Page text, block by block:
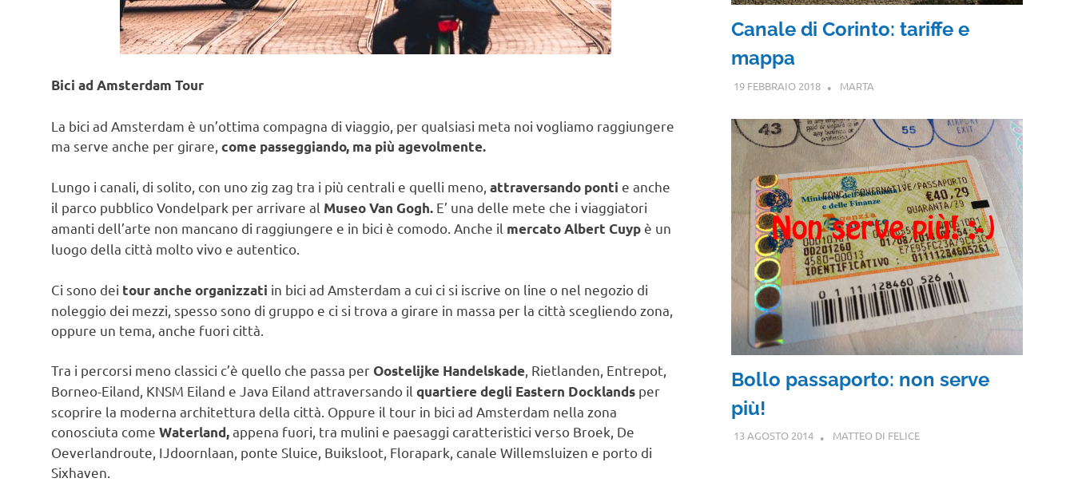
Bici ad Amsterdam Tour
La bici ad Amsterdam è un’ottima compagna di viaggio, per qualsiasi meta noi vogliamo raggiungere
ma serve anche per girare, come passeggiando, ma più agevolmente.
Lungo i canali, di solito, con uno zig zag tra i più centrali e quelli meno, attraversando ponti e anche
il parco pubblico Vondelpark per arrivare al Museo Van Gogh. E’ una delle mete che i viaggiatori
amanti dell’arte non mancano di raggiungere e in bici è comodo. Anche il mercato Albert Cuyp è un
luogo della città molto vivo e autentico.
Ci sono dei tour anche organizzati in bici ad Amsterdam a cui ci si iscrive on line o nel negozio di
noleggio dei mezzi, spesso sono di gruppo e ci si trova a girare in massa per la città scegliendo zona,
oppure un tema, anche fuori città.
Tra i percorsi meno classici c’è quello che passa per Oostelijke Handelskade, Rietlanden, Entrepot,
Borneo-Eiland, KNSM Eiland e Java Eiland attraversando il quartiere degli Eastern Docklands per
scoprire la moderna architettura della città. Oppure il tour in bici ad Amsterdam nella zona
conosciuta come Waterland,appena fuori, tra mulini e paesaggi caratteristici verso Broek, De
Oeverlandroute, IJdoornlaan, ponte Sluice, Buiksloot, Florapark, canale Willemsluizen e porto di
Sixhaven.
Canale di Corinto: tariffe e
mappa
19 FEBBRAIO 2018 MARTA
Bollo passaporto: non serve
più!
13 AGOSTO 2014 MATTEO DI FELICE